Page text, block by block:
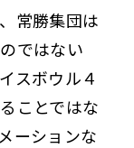
常勝集団は
ではない
スボウル４
ことではな
ーションな